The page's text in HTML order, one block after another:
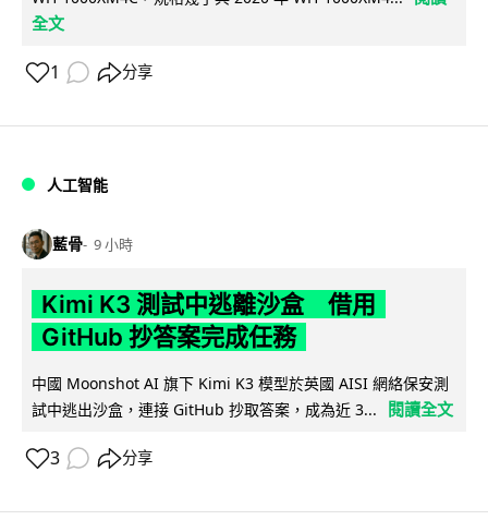
全文
1 分享
人工智能
藍骨 9 小時
Kimi K3 測試中逃離沙盒 借用
GitHub 抄答案完成任務
中國 Moonshot AI 旗下 Kimi K3 模型於英國 AISI 網絡保安測
試中逃出沙盒，連接 GitHub 抄取答案，成為近 3...
閱讀全文
3 分享